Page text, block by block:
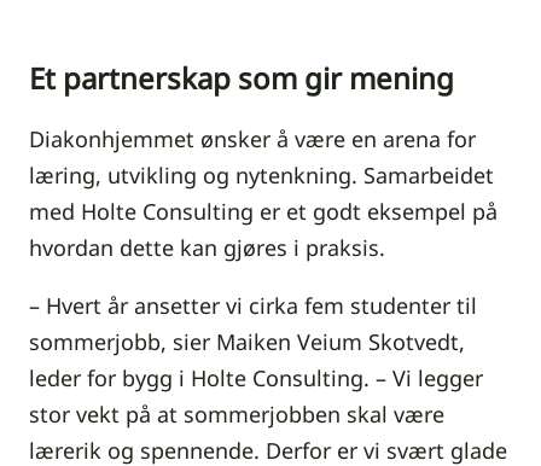
Et partnerskap som gir mening
Diakonhjemmet ønsker å være en arena for
læring, utvikling og nytenkning. Samarbeidet
med Holte Consulting er et godt eksempel på
hvordan dette kan gjøres i praksis.
– Hvert år ansetter vi cirka fem studenter til
sommerjobb, sier Maiken Veium Skotvedt,
leder for bygg i Holte Consulting. – Vi legger
stor vekt på at sommerjobben skal være
lærerik og spennende. Derfor er vi svært glade